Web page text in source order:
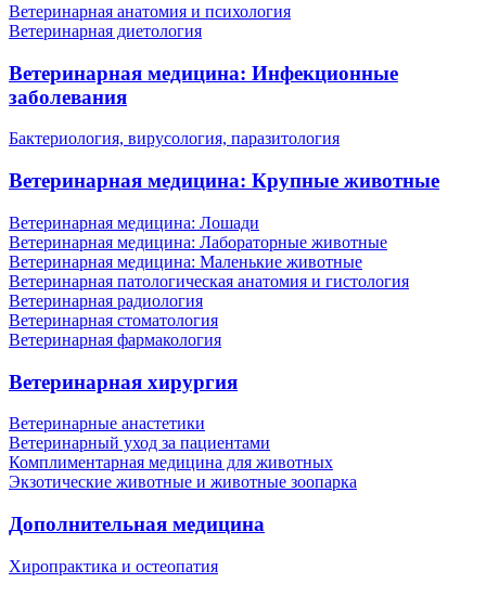
Ветеринарная анатомия и психология
Ветеринарная диетология
Ветеринарная медицина: Инфекционные
заболевания
Бактериология, вирусология, паразитология
Ветеринарная медицина: Крупные животные
Ветеринарная медицина: Лошади
Ветеринарная медицина: Лабораторные животные
Ветеринарная медицина: Маленькие животные
Ветеринарная патологическая анатомия и гистология
Ветеринарная радиология
Ветеринарная стоматология
Ветеринарная фармакология
Ветеринарная хирургия
Ветеринарные анастетики
Ветеринарный уход за пациентами
Комплиментарная медицина для животных
Экзотические животные и животные зоопарка
Дополнительная медицина
Хиропрактика и остеопатия